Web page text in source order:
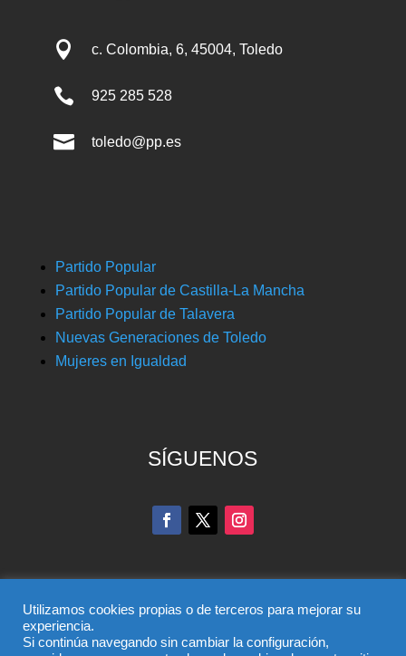
 c. Colombia, 6, 45004, Toledo
 925 285 528
 toledo@pp.es
Partido Popular
Partido Popular de Castilla-La Mancha
Partido Popular de Talavera
Nuevas Generaciones de Toledo
Mujeres en Igualdad
SÍGUENOS
© Partido Popular de Toledo – C/ Colombia, 6, 45004,
Utilizamos cookies propias o de terceros para mejorar su
experiencia.
Si continúa navegando sin cambiar la configuración,